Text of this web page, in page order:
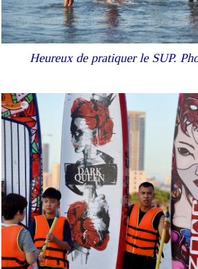
Heureux de pratiquer le SUP.